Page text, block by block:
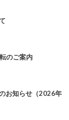
のご案内
お知らせ（2026年